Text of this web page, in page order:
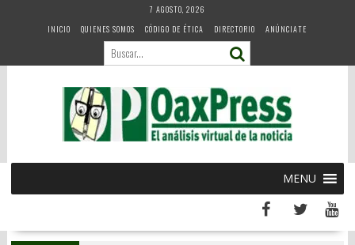
7 AGOSTO, 2026
INICIO
QUIENES SOMOS CÓDIGO DE ÉTICA DIRECTORIO ANÚNCIATE
MENU